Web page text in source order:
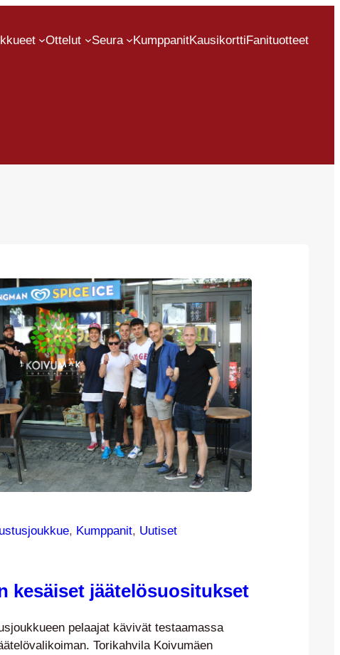
Ottelut Seura KumppanitKausikorttiFanituotteet
, Kumppanit, Uutiset
kesäiset jäätelösuositukset
pelaajat kävivät testaamassa
Torikahvila Koivumäen